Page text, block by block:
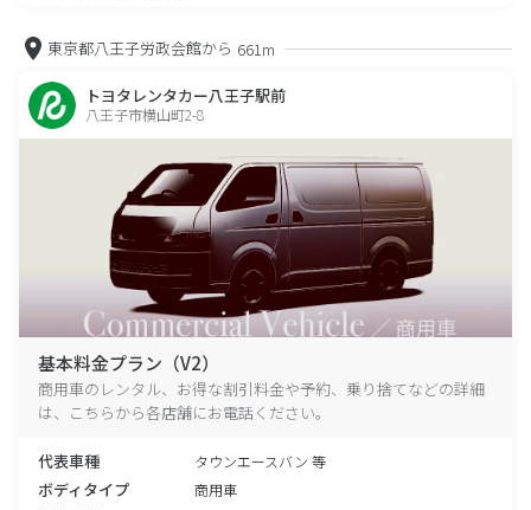
東京都八王子労政会館から 661m
トヨタレンタカー八王子駅前
八王子市横山町2-8
基本料金プラン（V2）
商用車のレンタル、お得な割引料金や予約、乗り捨てなどの詳細
は、こちらから各店舗にお電話ください。
代表車種 タウンエースバン 等
ボディタイプ 商用車